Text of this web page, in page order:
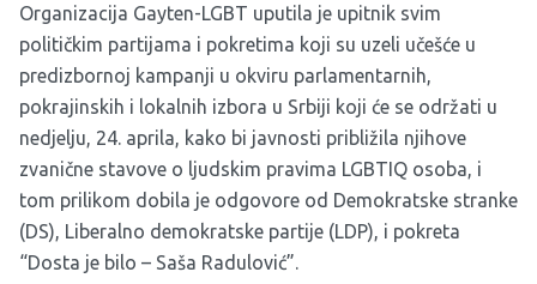
Organizacija Gayten-LGBT uputila je upitnik svim
političkim partijama i pokretima koji su uzeli učešće u
predizbornoj kampanji u okviru parlamentarnih,
pokrajinskih i lokalnih izbora u Srbiji koji će se održati u
nedjelju, 24. aprila, kako bi javnosti približila njihove
zvanične stavove o ljudskim pravima LGBTIQ osoba, i
tom prilikom dobila je odgovore od Demokratske stranke
(DS), Liberalno demokratske partije (LDP), i pokreta
“Dosta je bilo – Saša Radulović”.